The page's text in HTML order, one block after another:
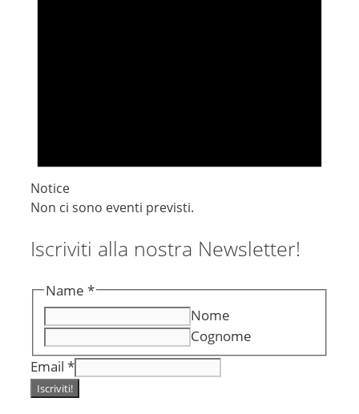
Notice
Non ci sono eventi previsti.
Iscriviti alla nostra Newsletter!
Name *
Nome
Cognome
Email *
Iscriviti!